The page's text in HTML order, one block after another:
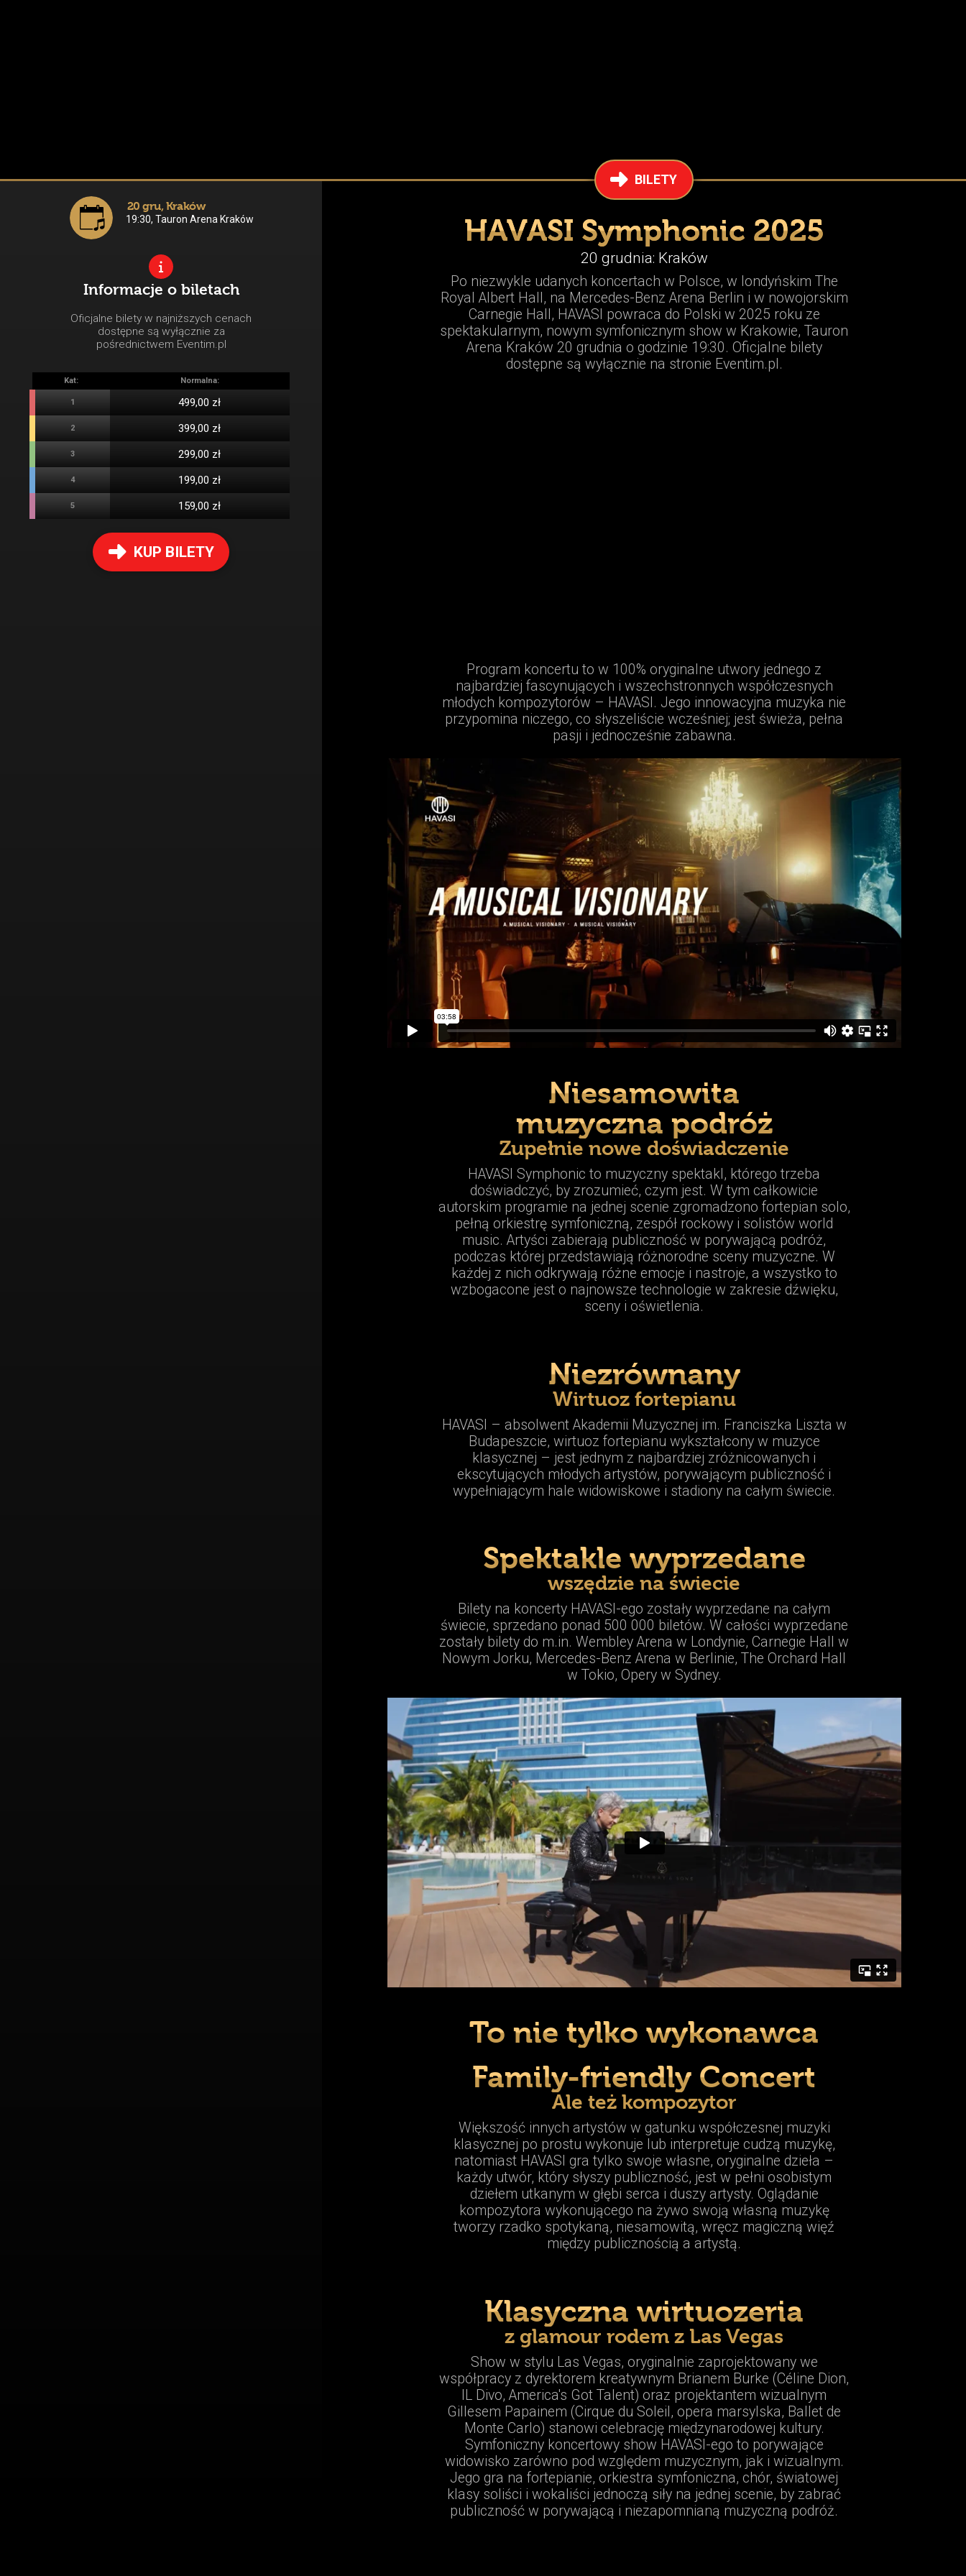
20 gru, Kraków
19:30, Tauron Arena Kraków
Informacje o biletach
Oficjalne bilety w najniższych cenach
dostępne są wyłącznie za
pośrednictwem Eventim.pl
Kat: Normalna:
1 499,00 zł
2 399,00 zł
3 299,00 zł
4 199,00 zł
5 159,00 zł
KUP BILETY
BILETY
HAVASI Symphonic 2025
20 grudnia: Kraków
Po niezwykle udanych koncertach w Polsce, w londyńskim The
Royal Albert Hall, na Mercedes-Benz Arena Berlin i w nowojorskim
Carnegie Hall, HAVASI powraca do Polski w 2025 roku ze
spektakularnym, nowym symfonicznym show w Krakowie, Tauron
Arena Kraków 20 grudnia o godzinie 19:30. Oficjalne bilety
dostępne są wyłącznie na stronie Eventim.pl.
Program koncertu to w 100% oryginalne utwory jednego z
najbardziej fascynujących i wszechstronnych współczesnych
młodych kompozytorów – HAVASI. Jego innowacyjna muzyka nie
przypomina niczego, co słyszeliście wcześniej; jest świeża, pełna
pasji i jednocześnie zabawna.
Niesamowita
muzyczna podróż
Zupełnie nowe doświadczenie
HAVASI Symphonic to muzyczny spektakl, którego trzeba
doświadczyć, by zrozumieć, czym jest. W tym całkowicie
autorskim programie na jednej scenie zgromadzono fortepian solo,
pełną orkiestrę symfoniczną, zespół rockowy i solistów world
music. Artyści zabierają publiczność w porywającą podróż,
podczas której przedstawiają różnorodne sceny muzyczne. W
każdej z nich odkrywają różne emocje i nastroje, a wszystko to
wzbogacone jest o najnowsze technologie w zakresie dźwięku,
sceny i oświetlenia.
Niezrównany
Wirtuoz fortepianu
HAVASI – absolwent Akademii Muzycznej im. Franciszka Liszta w
Budapeszcie, wirtuoz fortepianu wykształcony w muzyce
klasycznej – jest jednym z najbardziej zróżnicowanych i
ekscytujących młodych artystów, porywającym publiczność i
wypełniającym hale widowiskowe i stadiony na całym świecie.
Spektakle wyprzedane
wszędzie na świecie
Bilety na koncerty HAVASI-ego zostały wyprzedane na całym
świecie, sprzedano ponad 500 000 biletów. W całości wyprzedane
zostały bilety do m.in. Wembley Arena w Londynie, Carnegie Hall w
Nowym Jorku, Mercedes-Benz Arena w Berlinie, The Orchard Hall
w Tokio, Opery w Sydney.
To nie tylko wykonawca
Family-friendly Concert
Ale też kompozytor
Większość innych artystów w gatunku współczesnej muzyki
klasycznej po prostu wykonuje lub interpretuje cudzą muzykę,
natomiast HAVASI gra tylko swoje własne, oryginalne dzieła –
każdy utwór, który słyszy publiczność, jest w pełni osobistym
dziełem utkanym w głębi serca i duszy artysty. Oglądanie
kompozytora wykonującego na żywo swoją własną muzykę
tworzy rzadko spotykaną, niesamowitą, wręcz magiczną więź
między publicznością a artystą.
Klasyczna wirtuozeria
z glamour rodem z Las Vegas
Show w stylu Las Vegas, oryginalnie zaprojektowany we
współpracy z dyrektorem kreatywnym Brianem Burke (Céline Dion,
IL Divo, America's Got Talent) oraz projektantem wizualnym
Gillesem Papainem (Cirque du Soleil, opera marsylska, Ballet de
Monte Carlo) stanowi celebrację międzynarodowej kultury.
Symfoniczny koncertowy show HAVASI-ego to porywające
widowisko zarówno pod względem muzycznym, jak i wizualnym.
Jego gra na fortepianie, orkiestra symfoniczna, chór, światowej
klasy soliści i wokaliści jednoczą siły na jednej scenie, by zabrać
publiczność w porywającą i niezapomnianą muzyczną podróż.